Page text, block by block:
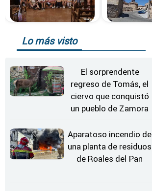
Lo más visto
El sorprendente
regreso de Tomás, el
ciervo que conquistó
un pueblo de Zamora
Aparatoso incendio de
una planta de residuos
de Roales del Pan